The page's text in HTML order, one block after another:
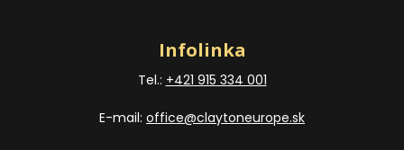
Infolinka
Tel.: +421 915 334 001
E-mail: office@claytoneurope.sk